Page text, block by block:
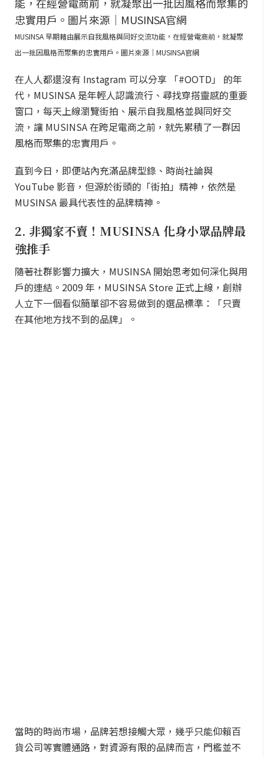
MUSINSA 早期藉由展示自我風格與同好交流功能，在經營電商前，就凝聚
出一批因風格而聚集的忠實用戶。圖片來源｜MUSINSA官網
在人人都還沒有 Instagram 可以分享 「#OOTD」 的年
代，MUSINSA 是年輕人認識流行、尋找穿搭靈感的重要
窗口，每天上線瀏覽街拍、展示自我風格並與同好交
流，讓 MUSINSA 在跨足電商之前，就先累積了一群因
風格而聚集的忠實用戶。
直到今日，即便站內充滿品牌型錄、時尚社論與
YouTube 影音，但源於街頭的「街拍」精神，依然是
MUSINSA 最具代表性的品牌精神。
2. 非獨家不賣！MUSINSA 化身小眾品牌最
強推手
隨著社群影響力擴大，MUSINSA 開始思考如何深化與用
戶的連結。2009 年，MUSINSA Store 正式上線，創辦
人立下一個看似簡單卻不容易做到的選品標準：「只賣
在其他地方找不到的品牌」。
當時的時尚市場，品牌若想接觸大眾，幾乎只能仰賴百
貨公司等實體通路，對資源有限的品牌而言，門檻並不